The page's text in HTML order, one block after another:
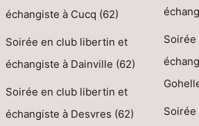
échangiste à Cucq (62)
Soirée en club libertin et
échangiste à Dainville (62)
Soirée en club libertin et
échangiste à Desvres (62)